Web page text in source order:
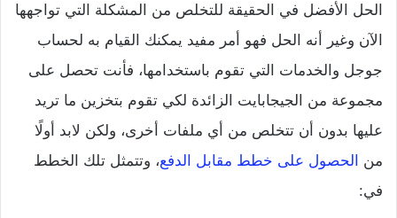
الحل الأفضل في الحقيقة للتخلص من المشكلة التي تواجهها
الآن وغير أنه الحل فهو أمر مفيد يمكنك القيام به لحساب
جوجل والخدمات التي تقوم باستخدامها، فأنت تحصل على
مجموعة من الجيجابايت الزائدة لكي تقوم بتخزين ما تريد
عليها بدون أن تتخلص من أي ملفات أخرى، ولكن لابد أولًا
من الحصول على خطط مقابل الدفع، وتتمثل تلك الخطط
في: